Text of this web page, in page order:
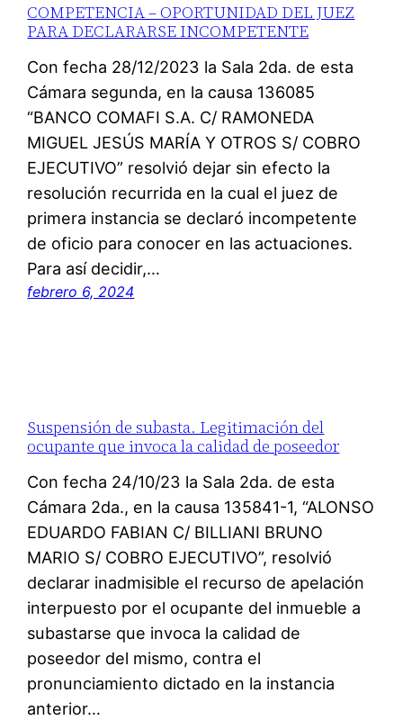
COMPETENCIA – OPORTUNIDAD DEL JUEZ
PARA DECLARARSE INCOMPETENTE
Con fecha 28/12/2023 la Sala 2da. de esta
Cámara segunda, en la causa 136085
“BANCO COMAFI S.A. C/ RAMONEDA
MIGUEL JESÚS MARÍA Y OTROS S/ COBRO
EJECUTIVO” resolvió dejar sin efecto la
resolución recurrida en la cual el juez de
primera instancia se declaró incompetente
de oficio para conocer en las actuaciones.
Para así decidir,…
febrero 6, 2024
Suspensión de subasta. Legitimación del
ocupante que invoca la calidad de poseedor
Con fecha 24/10/23 la Sala 2da. de esta
Cámara 2da., en la causa 135841-1, “ALONSO
EDUARDO FABIAN C/ BILLIANI BRUNO
MARIO S/ COBRO EJECUTIVO”, resolvió
declarar inadmisible el recurso de apelación
interpuesto por el ocupante del inmueble a
subastarse que invoca la calidad de
poseedor del mismo, contra el
pronunciamiento dictado en la instancia
anterior…